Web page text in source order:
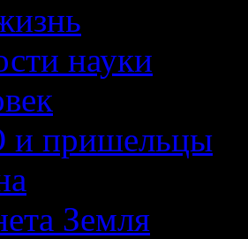
науки
пришельцы
Земля